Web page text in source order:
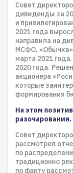
Совет
дивиденды за
и
2021 года
направила на
МСФО. «Обычка»
марта 2021
2020 года.
акционера
которые
формирования
На этом
разочарования.
Совет
рассмотрел
по
традиционно
по факту